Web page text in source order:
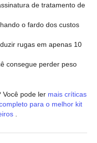
de tratamento de
o fardo dos custos
rugas em apenas 10
consegue perder peso
Você pode ler mais críticas
para o melhor kit